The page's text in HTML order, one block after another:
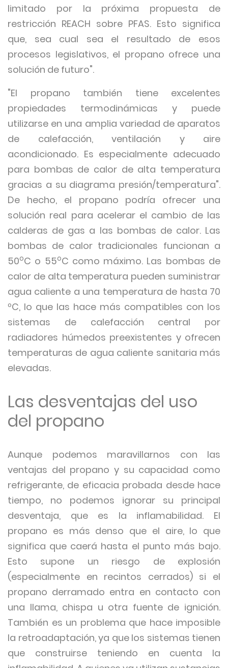
limitado por la próxima propuesta de
restricción REACH sobre PFAS. Esto significa
que, sea cual sea el resultado de esos
procesos legislativos, el propano ofrece una
solución de futuro".
"El propano también tiene excelentes
propiedades termodinámicas y puede
utilizarse en una amplia variedad de aparatos
de calefacción, ventilación y aire
acondicionado. Es especialmente adecuado
para bombas de calor de alta temperatura
gracias a su diagrama presión/temperatura".
De hecho, el propano podría ofrecer una
solución real para acelerar el cambio de las
calderas de gas a las bombas de calor. Las
bombas de calor tradicionales funcionan a
50oC o 55oC como máximo. Las bombas de
calor de alta temperatura pueden suministrar
agua caliente a una temperatura de hasta 70
ºC, lo que las hace más compatibles con los
sistemas de calefacción central por
radiadores húmedos preexistentes y ofrecen
temperaturas de agua caliente sanitaria más
elevadas.
Las desventajas del uso
del propano
Aunque podemos maravillarnos con las
ventajas del propano y su capacidad como
refrigerante, de eficacia probada desde hace
tiempo, no podemos ignorar su principal
desventaja, que es la inflamabilidad. El
propano es más denso que el aire, lo que
significa que caerá hasta el punto más bajo.
Esto supone un riesgo de explosión
(especialmente en recintos cerrados) si el
propano derramado entra en contacto con
una llama, chispa u otra fuente de ignición.
También es un problema que hace imposible
la retroadaptación, ya que los sistemas tienen
que construirse teniendo en cuenta la